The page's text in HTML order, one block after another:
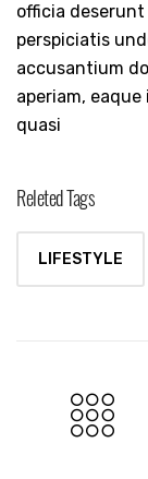
officia
perspiciatis
accusantium
aperiam,
quasi
Releted Tags
LIFESTYLE
navigation